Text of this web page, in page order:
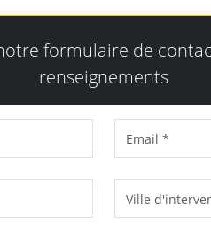
formulaire de
renseignements